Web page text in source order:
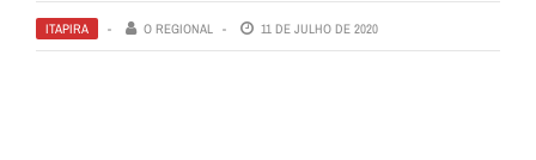
ITAPIRA O REGIONAL 11 DE JULHO DE 2020